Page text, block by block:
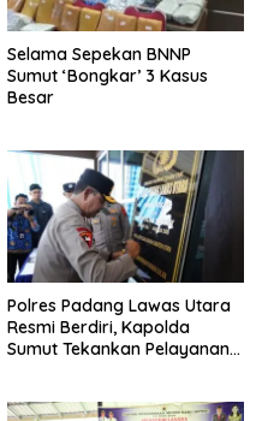
Selama Sepekan BNNP
Sumut ‘Bongkar’ 3 Kasus
Besar
Polres Padang Lawas Utara
Resmi Berdiri, Kapolda
Sumut Tekankan Pelayanan